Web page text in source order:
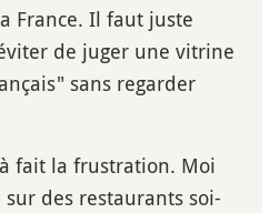
France. Il faut juste
de juger une vitrine
sans regarder
fait la frustration. Moi
des restaurants soi-